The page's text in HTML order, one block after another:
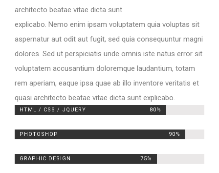
architecto beatae vitae dicta sunt
explicabo. Nemo enim ipsam voluptatem quia voluptas sit
aspernatur aut odit aut fugit, sed quia consequuntur magni
dolores. Sed ut perspiciatis unde omnis iste natus error sit
voluptatem accusantium doloremque laudantium, totam
rem aperiam, eaque ipsa quae ab illo inventore veritatis et
quasi architecto beatae vitae dicta sunt explicabo.
HTML / CSS / JQUERY 80%
PHOTOSHOP 90%
GRAPHIC DESIGN 75%